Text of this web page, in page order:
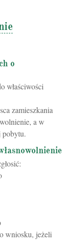
o
właściwości
zamieszkania
a w
pobytu.
wniosku, jeżeli